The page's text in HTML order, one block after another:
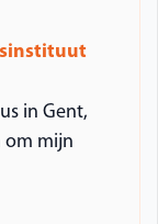
in Gent,
om mijn